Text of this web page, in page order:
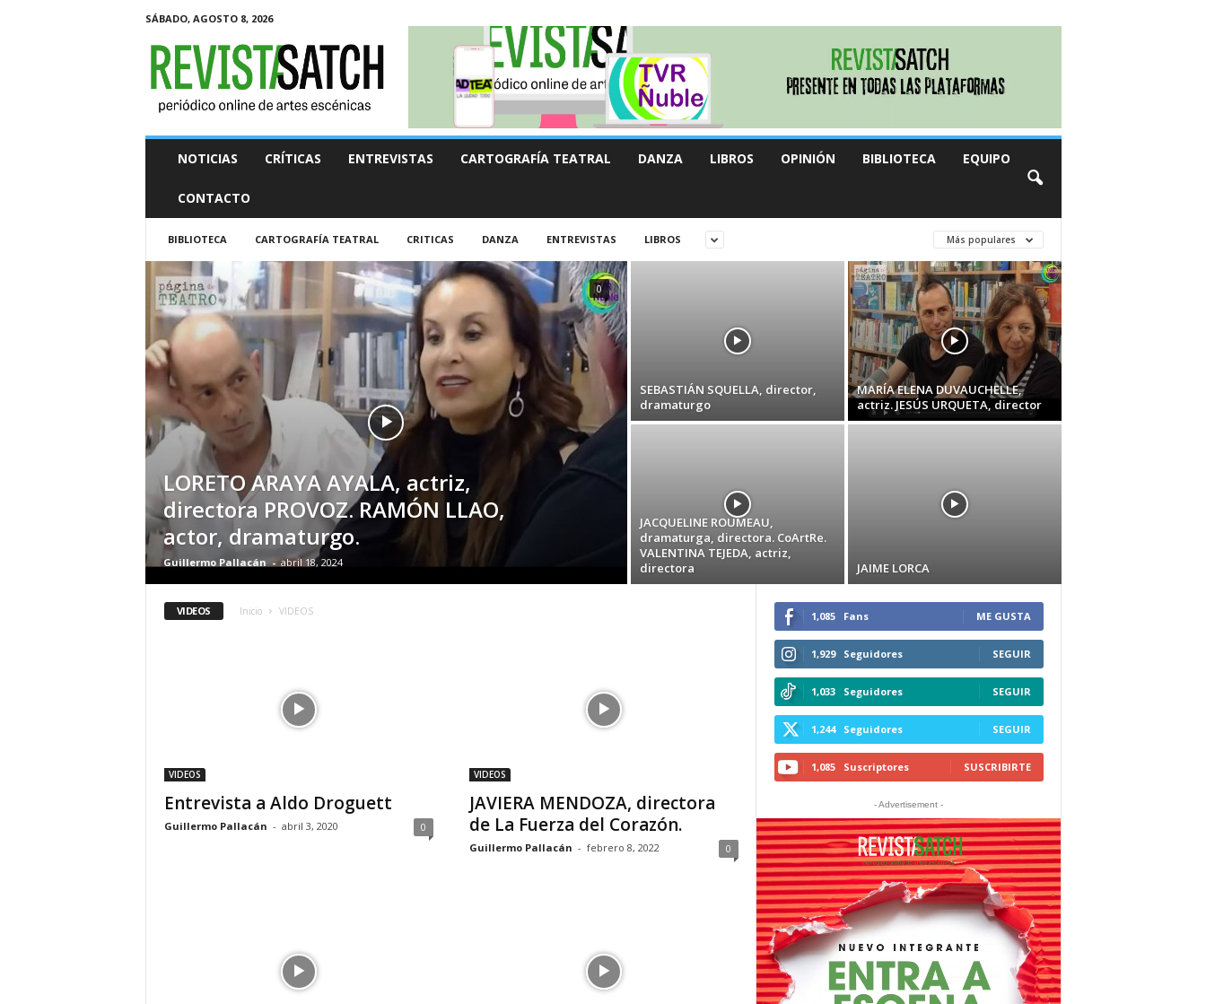
SÁBADO, AGOSTO 8, 2026
NOTICIAS CRÍTICAS ENTREVISTAS CARTOGRAFÍA TEATRAL DANZA LIBROS OPINIÓN BIBLIOTECA EQUIPO
CONTACTO
BIBLIOTECA CARTOGRAFÍA TEATRAL CRITICAS DANZA ENTREVISTAS LIBROS Más populares
LORETO ARAYA AYALA, actriz,
directora PROVOZ. RAMÓN LLAO,
actor, dramaturgo.
Guillermo Pallacán - abril 18, 2024
0
SEBASTIÁN SQUELLA, director,
dramaturgo
MARÍA ELENA DUVAUCHELLE,
actriz. JESÚS URQUETA, director
JACQUELINE ROUMEAU,
dramaturga, directora. CoArtRe.
VALENTINA TEJEDA, actriz,
directora
JAIME LORCA
VIDEOS Inicio VIDEOS
VIDEOS
Entrevista a Aldo Droguett
Guillermo Pallacán - abril 3, 2020 0
VIDEOS
JAVIERA MENDOZA, directora
de La Fuerza del Corazón.
Guillermo Pallacán - febrero 8, 2022 0
1,085 Fans ME GUSTA
1,929 Seguidores SEGUIR
1,033 Seguidores SEGUIR
1,244 Seguidores SEGUIR
1,085 Suscriptores SUSCRIBIRTE
- Advertisement -